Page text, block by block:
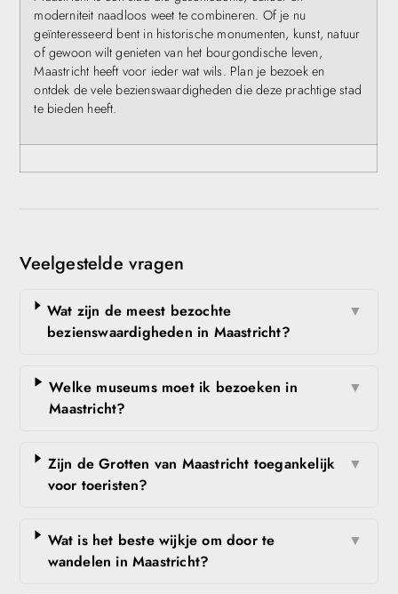
moderniteit naadloos weet te combineren. Of je nu
geïnteresseerd bent in historische monumenten, kunst, natuur
of gewoon wilt genieten van het bourgondische leven,
Maastricht heeft voor ieder wat wils. Plan je bezoek en
ontdek de vele bezienswaardigheden die deze prachtige stad
te bieden heeft.
Veelgestelde vragen
Wat zijn de meest bezochte
bezienswaardigheden in Maastricht?
▼
Welke museums moet ik bezoeken in
Maastricht?
▼
Zijn de Grotten van Maastricht toegankelijk
voor toeristen?
▼
Wat is het beste wijkje om door te
wandelen in Maastricht?
▼